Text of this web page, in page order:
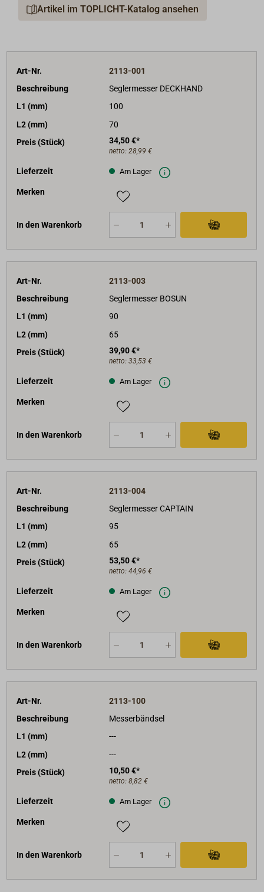
Artikel im TOPLICHT-Katalog ansehen
Art-Nr.
2113-001
Beschreibung
Seglermesser DECKHAND
L1 (mm)
100
L2 (mm)
70
Preis (Stück)
34,50 €*
netto: 28,99 €
Lieferzeit Am Lager
Merken
In den Warenkorb
Art-Nr.
2113-003
Beschreibung
Seglermesser BOSUN
L1 (mm)
90
L2 (mm)
65
Preis (Stück)
39,90 €*
netto: 33,53 €
Lieferzeit Am Lager
Merken
In den Warenkorb
Art-Nr.
2113-004
Beschreibung
Seglermesser CAPTAIN
L1 (mm)
95
L2 (mm)
65
Preis (Stück)
53,50 €*
netto: 44,96 €
Lieferzeit Am Lager
Merken
In den Warenkorb
Art-Nr.
2113-100
Beschreibung
Messerbändsel
L1 (mm)
---
L2 (mm)
---
Preis (Stück)
10,50 €*
netto: 8,82 €
Lieferzeit Am Lager
Merken
In den Warenkorb